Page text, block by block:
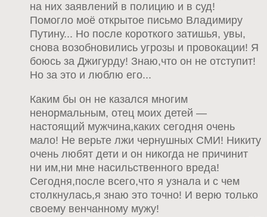
на них заявлений в полицию и в суд!
Помогло моё открытое письмо Владимиру
Путину... Но после короткого затишья, увы,
снова возобновились угрозы и провокации! Я
боюсь за Джигурду! Знаю,что он не отступит!
Но за это и люблю его...
Каким бы он не казался многим
ненормальным, отец моих детей —
настоящий мужчина,каких сегодня очень
мало! Не верьте лжи чернушных СМИ! Никиту
очень любят дети и он никогда не причинит
ни им,ни мне насильственного вреда!
Сегодня,после всего,что я узнала и с чем
столкнулась,я знаю это точно! И верю только
своему венчанному мужу!